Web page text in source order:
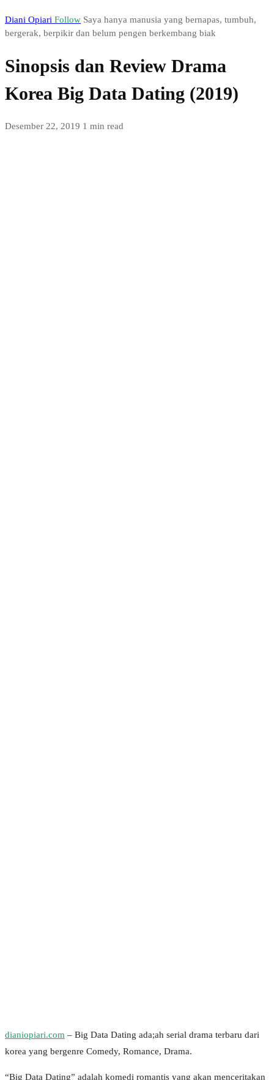
Diani Opiari Follow Saya hanya manusia yang bernapas, tumbuh,
bergerak, berpikir dan belum pengen berkembang biak
Sinopsis dan Review Drama
Korea Big Data Dating (2019)
Desember 22, 2019 1 min read
dianiopiari.com – Big Data Dating ada;ah serial drama terbaru dari
korea yang bergenre Comedy, Romance, Drama.
“Big Data Dating” adalah komedi romantis yang akan menceritakan